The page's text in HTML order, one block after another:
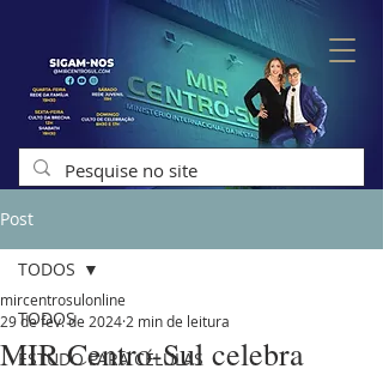
Post
TODOS
ESTUDO PARA CÉLULAS
TODOS
MIR Centro-Sul celebra
mircentrosulonline
29 de fev. de 2024 2 min de leitura